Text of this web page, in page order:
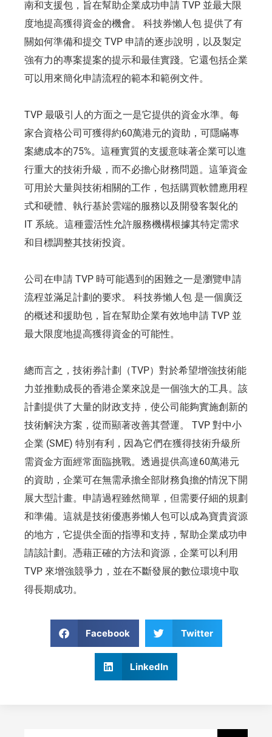
南和支援包，旨在幫助企業成功申請 TVP 並最大限
度地提高獲得資金的機會。 科技券懶人包 提供了有
關如何準備和提交 TVP 申請的逐步說明，以及製定
強有力的專案提案的提示和最佳實踐。它還包括企業
可以用來簡化申請流程的範本和範例文件。
TVP 最吸引人的方面之一是它提供的資金水準。每
家合資格公司可獲得約60萬港元的資助，可隱瞞專
案總成本的75%。這種實質的支援意味著企業可以進
行重大的技術升級，而不必擔心財務問題。這筆資金
可用於大量與技術相關的工作，包括購買軟體應用程
式和硬體、執行基於雲端的服務以及開發客製化的
IT 系統。這種靈活性允許服務機構根據其特定需求
和目標調整其技術投資。
公司在申請 TVP 時可能遇到的困難之一是瀏覽申請
流程並滿足計劃的要求。 科技券懶人包 是一個廣泛
的概述和援助包，旨在幫助企業有效地申請 TVP 並
最大限度地提高獲得資金的可能性。
總而言之，技術券計劃（TVP）對於希望增強技術能
力並推動成長的香港企業來說是一個強大的工具。該
計劃提供了大量的財政支持，使公司能夠實施創新的
技術解決方案，從而顯著改善其營運。 TVP 對中小
企業 (SME) 特別有利，因為它們在獲得技術升級所
需資金方面經常面臨挑戰。透過提供高達60萬港元
的資助，企業可在無需承擔全部財務負擔的情況下開
展大型計畫。申請過程雖然簡單，但需要仔細的規劃
和準備。這就是技術優惠券懶人包可以成為寶貴資源
的地方，它提供全面的指導和支持，幫助企業成功申
請該計劃。憑藉正確的方法和資源，企業可以利用
TVP 來增強競爭力，並在不斷發展的數位環境中取
得長期成功。
Facebook Twitter
LinkedIn